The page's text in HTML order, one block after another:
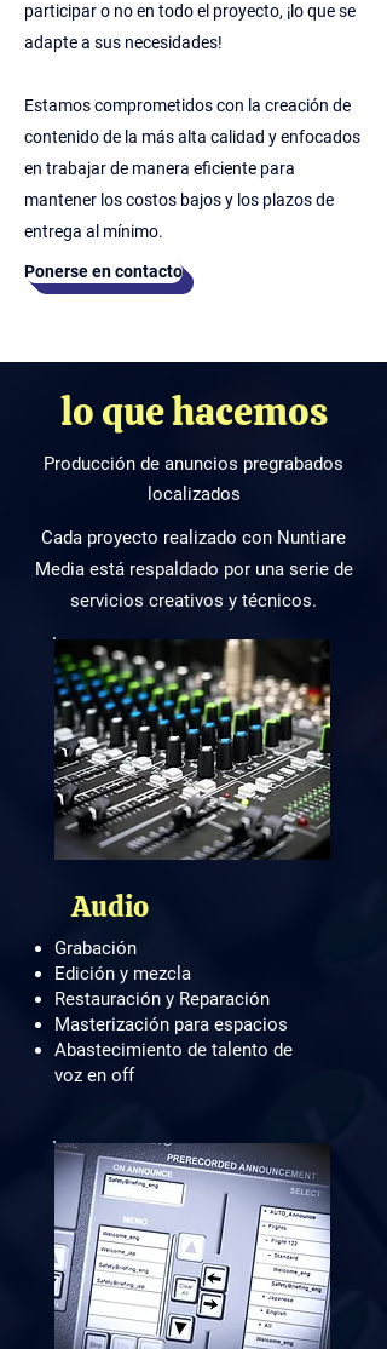
participar o no en todo el proyecto, ¡lo que se
adapte a sus necesidades!
Estamos comprometidos con la creación de
contenido de la más alta calidad y enfocados
en trabajar de manera eficiente para
mantener los costos bajos y los plazos de
entrega al mínimo.
Ponerse en contacto
lo que hacemos
Producción de anuncios pregrabados
localizados
Cada proyecto realizado con Nuntiare
Media está respaldado por una serie de
servicios creativos y técnicos.
Audio
Grabación
Edición y mezcla
Restauración y Reparación
Masterización para espacios
Abastecimiento de talento de
voz en off